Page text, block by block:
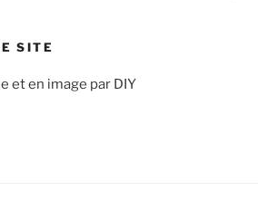
SITE
et en image par DIY